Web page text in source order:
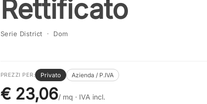
Rettificato
Serie District · Dom
PREZZI PER: Privato Azienda / P.IVA
€ 23,06/ mq · IVA incl.